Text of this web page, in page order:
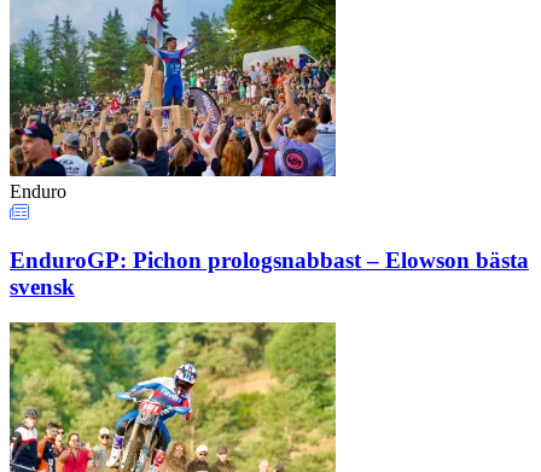
Enduro
EnduroGP: Pichon prologsnabbast – Elowson bästa
svensk